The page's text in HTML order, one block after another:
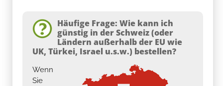
Häufige Frage: Wie kann ich
günstig in der Schweiz (oder
Ländern außerhalb der EU wie
UK, Türkei, Israel u.s.w.) bestellen?
Wenn
Sie